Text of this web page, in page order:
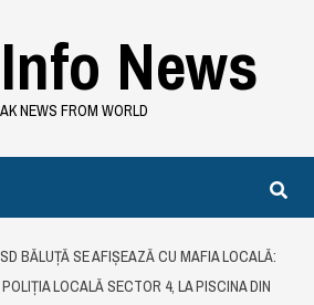
News
NEWS FROM WORLD
BĂLUȚĂ SE AFIȘEAZĂ CU MAFIA LOCALĂ:
LOCALĂ SECTOR 4, LA PISCINA DIN